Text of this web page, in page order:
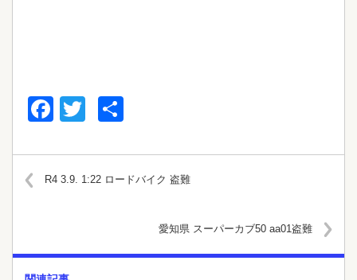
Facebook
Twitter
R4 3.9. 1:22 ロードバイク 盗難
愛知県 スーパーカブ50 aa01盗難